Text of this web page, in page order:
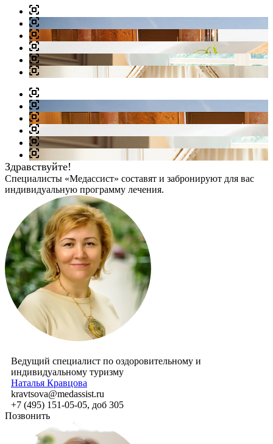
Здравствуйте!
Специалисты «Медассист» составят и забронируют для вас
индивидуальную программу лечения.
Ведущий специалист по оздоровительному и
индивидуальному туризму
Наталья Кравцова
kravtsova@medassist.ru
+7 (495) 151-05-05, доб 305
Позвонить